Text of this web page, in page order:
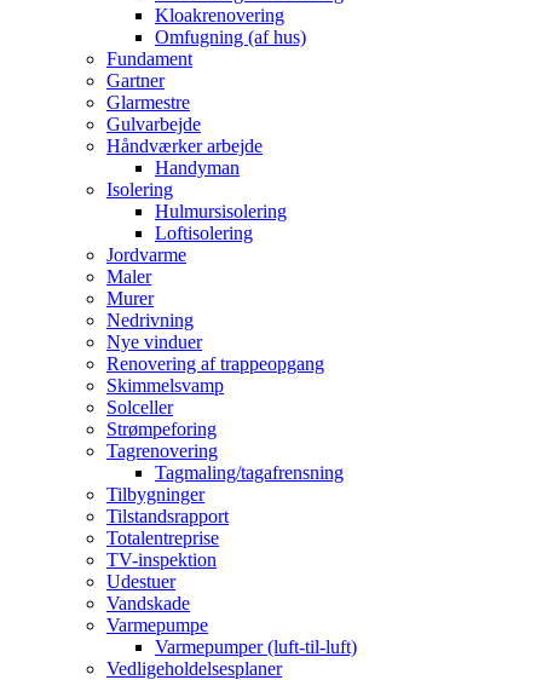
Kloakrenovering
Omfugning (af hus)
Fundament
Gartner
Glarmestre
Gulvarbejde
Håndværker arbejde
Handyman
Isolering
Hulmursisolering
Loftisolering
Jordvarme
Maler
Murer
Nedrivning
Nye vinduer
Renovering af trappeopgang
Skimmelsvamp
Solceller
Strømpeforing
Tagrenovering
Tagmaling/tagafrensning
Tilbygninger
Tilstandsrapport
Totalentreprise
TV-inspektion
Udestuer
Vandskade
Varmepumpe
Varmepumper (luft-til-luft)
Vedligeholdelsesplaner